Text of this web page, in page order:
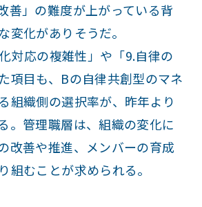
善」の難度が上がっている背
変化がありそうだ。
対応の複雑性」や「9.自律の
項目も、Bの自律共創型のマネ
組織側の選択率が、昨年より
。管理職層は、組織の変化に
改善や推進、メンバーの育成
組むことが求められる。